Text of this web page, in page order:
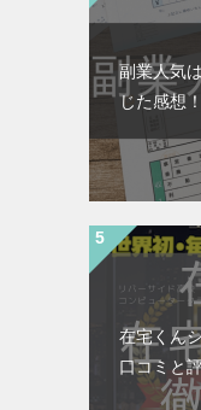
副業人気
じた感想！
在宅くん
口コミと